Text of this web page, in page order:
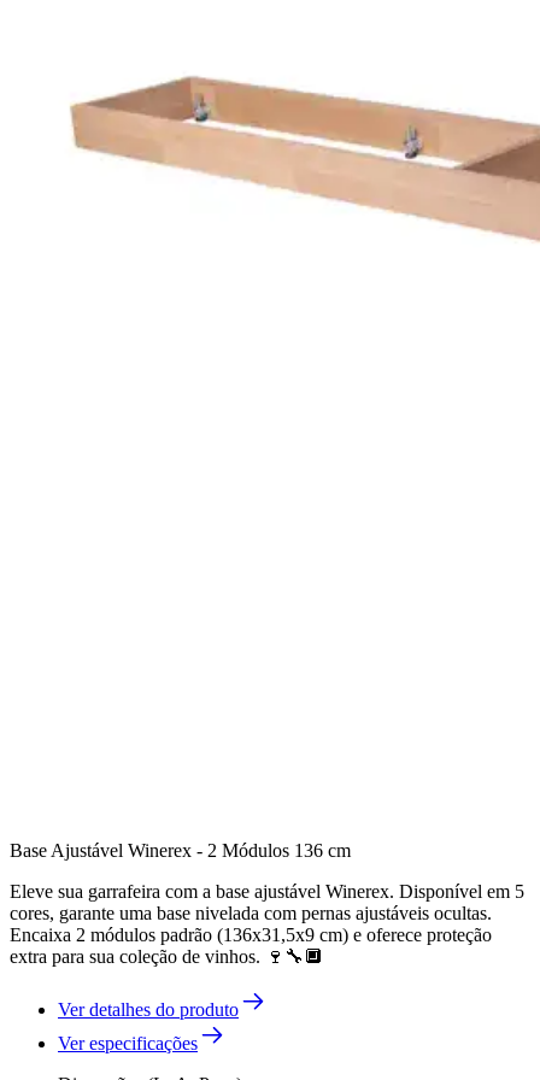
Base Ajustável Winerex - 2 Módulos 136 cm
Eleve sua garrafeira com a base ajustável Winerex. Disponível em 5
cores, garante uma base nivelada com pernas ajustáveis ocultas.
Encaixa 2 módulos padrão (136x31,5x9 cm) e oferece proteção
extra para sua coleção de vinhos. 🍷🔧🔲
Ver detalhes do produto
Ver especificações